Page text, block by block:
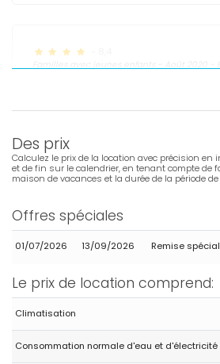
Je le recommande pour la tranquillité, le
Familles avec jeunes enfants - Juillet 2020 -
(Texte original)
Muy buen alojamiento, todo lo necesario
(Traduit par Google)
Très bon logement, tout ce dont vous
agréable.
Des prix
Calculez le prix de la location avec précision
et de fin sur le calendrier, en tenant compte de
maison de vacances et la durée de la période
Offres spéciales
01/07/2026 13/09/2026 Remise
Le prix de location comprend:
Climatisation
Consommation normale d'eau et d'électricité